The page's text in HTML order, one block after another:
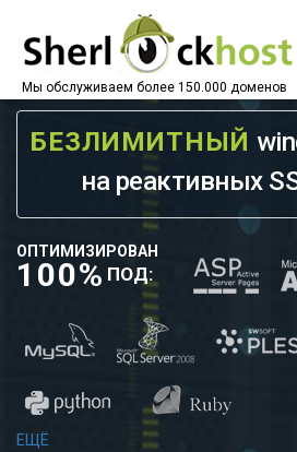
Мы обслуживаем более 150.000 доменов
БЕЗЛИМИТНЫЙ
на реактивных
ОПТИМИЗИРОВАН
100% ПОД:
ЕЩЁ